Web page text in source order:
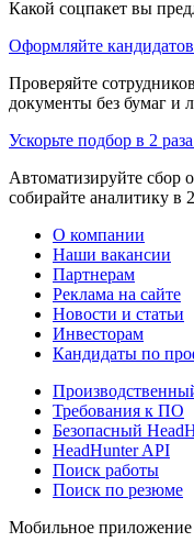
Какой соцпакет вы
Оформляйте
Проверяйте
документы без бумаг и
Ускорьте подбор в 2
Автоматизируйте сбор
собирайте аналитику в
О компании
Наши вакансии
Партнерам
Реклама на сайте
Новости и статьи
Инвесторам
Кандидаты по
Требования к ПО
Безопасный
HeadHunter API
Поиск работы
Поиск по резюме
Мобильное приложение